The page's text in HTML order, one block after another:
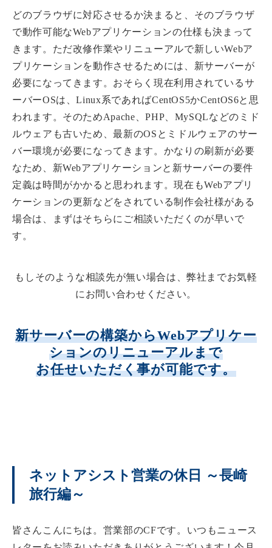
どのブラウザに対応させるか決まると、そのブラウザ
で動作可能なWebアプリケーションの仕様も決まって
きます。ただ改修作業やリニューアルで新しいWebア
プリケーションを動作させるためには、新サーバーが
必要になってきます。おそらく現在利用されているサ
ーバーOSは、Linux系であればCentOS5かCentOS6と思
われます。そのためApache、PHP、MySQLなどのミド
ルウェアも古いため、最新のOSとミドルウェアのサー
バー環境が必要になってきます。かなりの刷新が必要
なため、新Webアプリケーションと新サーバーの要件
定義は時間がかかると思われます。現在もWebアプリ
ケーションの更新などをされている制作会社様がある
場合は、まずはそちらにご相談いただくのが早いで
す。
もしそのような相談先が無い場合は、弊社までお気軽
にお問い合わせください。
新サーバーの構築からWebアプリケー
ションのリニューアルまで
お任せいただく事が可能です。
ネットアシスト営業の休日 ～長崎
旅行編～
皆さんこんにちは。営業部のCFです。いつもニュース